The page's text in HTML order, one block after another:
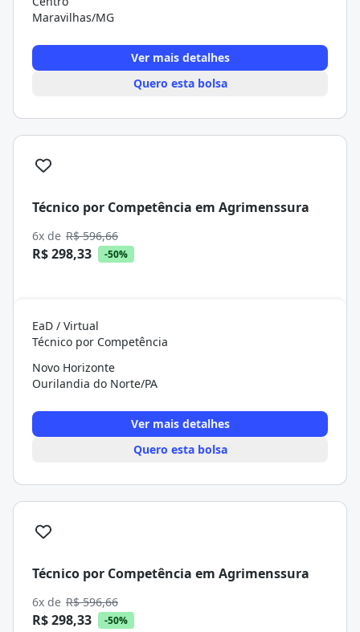
Maravilhas/MG
Ver mais detalhes
Quero esta bolsa
Técnico por Competência em Agrimenssura
6x de R$ 596,66
R$ 298,33 -50%
EaD / Virtual
Técnico por Competência
Novo Horizonte
Ourilandia do Norte/PA
Ver mais detalhes
Quero esta bolsa
Técnico por Competência em Agrimenssura
6x de R$ 596,66
R$ 298,33 -50%